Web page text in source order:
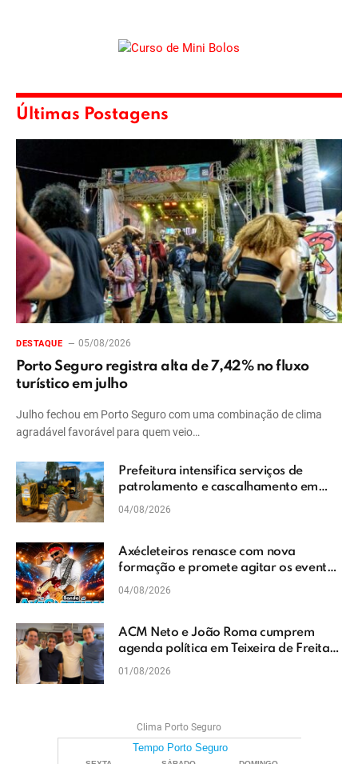
Últimas Postagens
DESTAQUE 05/08/2026
Porto Seguro registra alta de 7,42% no fluxo
turístico em julho
Julho fechou em Porto Seguro com uma combinação de clima
agradável favorável para quem veio…
Prefeitura intensifica serviços de
patrolamento e cascalhamento em
Vera Cruz
04/08/2026
Axécleteiros renasce com nova
formação e promete agitar os eventos
do Extremo Sul da Bahia
04/08/2026
ACM Neto e João Roma cumprem
agenda política em Teixeira de Freitas
e reforçam projeto para o Extremo Sul
01/08/2026
Clima Porto Seguro